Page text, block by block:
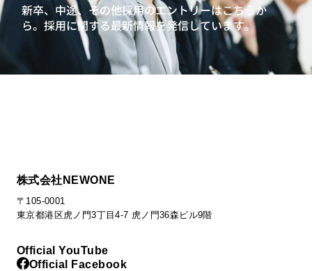
新卒、中途、その他採用のエントリーはこちらか
ら。採用に関する最新情報を発信しています。
株式会社NEWONE
〒105-0001
東京都港区虎ノ門3丁目4-7 虎ノ門36森ビル9階
Official YouTube
Official Facebook